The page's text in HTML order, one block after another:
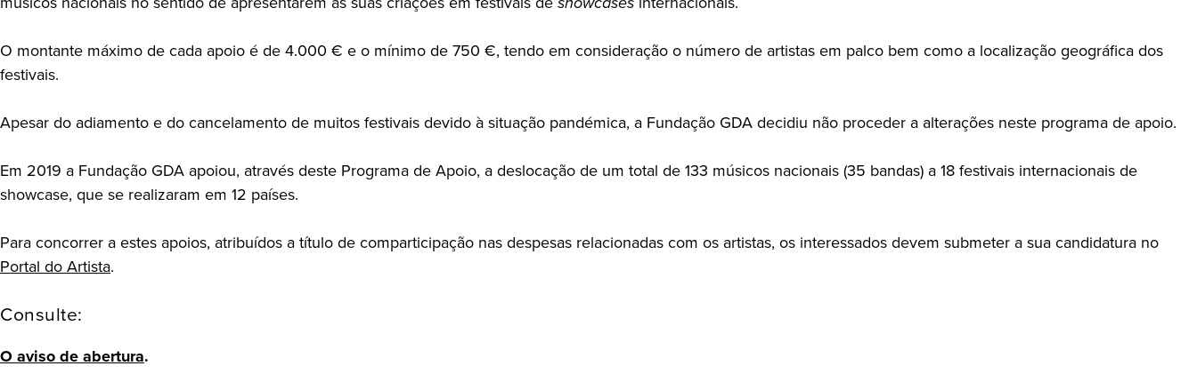
O montante máximo de cada apoio é de 4.000 € e o mínimo de 750 €, tendo em consideração o número de artistas em palco bem como a localização geográfica dos
festivais.
Apesar do adiamento e do cancelamento de muitos festivais devido à situação pandémica, a Fundação GDA decidiu não proceder a alterações neste programa de apoio.
Em 2019 a Fundação GDA apoiou, através deste Programa de Apoio, a deslocação de um total de 133 músicos nacionais (35 bandas) a 18 festivais internacionais de
showcase, que se realizaram em 12 países.
Para concorrer a estes apoios, atribuídos a título de comparticipação nas despesas relacionadas com os artistas, os interessados devem submeter a sua candidatura no
Portal do Artista.
Consulte:
O aviso de abertura.